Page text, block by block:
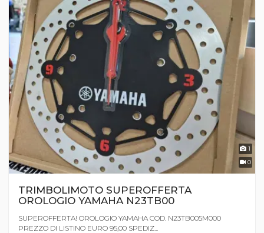
1
0
TRIMBOLIMOTO SUPEROFFERTA
OROLOGIO YAMAHA N23TB00
SUPEROFFERTA! OROLOGIO YAMAHA COD. N23TB005M000
PREZZO DI LISTINO EURO 95,00 SPEDIZ...